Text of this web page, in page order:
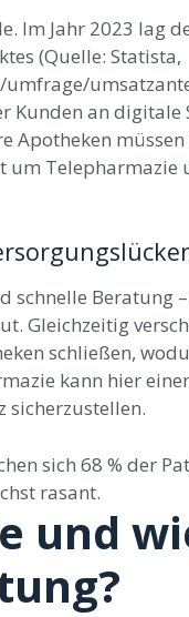
Im Jahr 2023 lag
(Quelle: Statista,
an digitale
Apotheken müssen
Telepharmazie
Beratung
Gleichzeitig
schließen,
kann hier
sicherzustellen.
sich 68 % der
rasant.
und